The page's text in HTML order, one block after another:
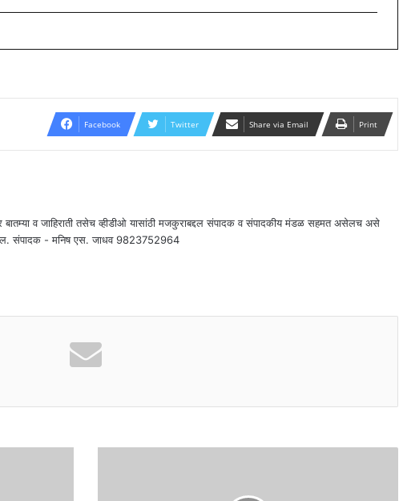
Facebook Twitter Share via Email Print
व जाहिराती तसेच व्हीडीओ यासांठी मजकुराबद्दल संपादक व संपादकीय मंडळ सहमत असेलच असे
संपादक - मनिष एस. जाधव 9823752964